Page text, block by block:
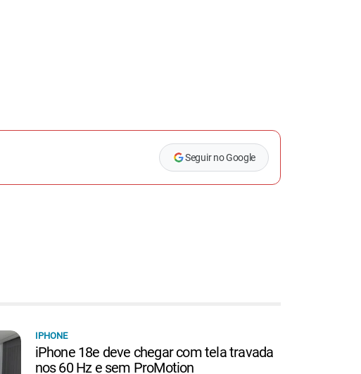
Seguir no Google
IPHONE
iPhone 18e deve chegar com tela travada
nos 60 Hz e sem ProMotion